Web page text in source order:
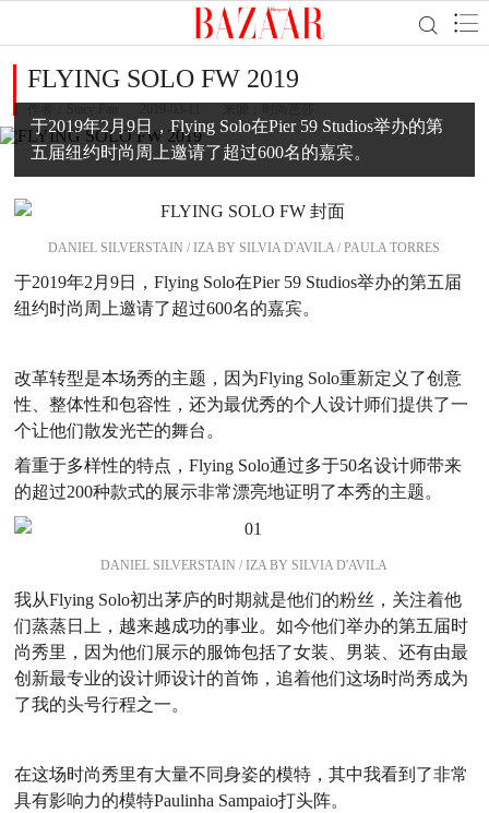
FLYING SOLO FW 2019
于2019年2月9日，Flying Solo在Pier 59 Studios举办的第
五届纽约时尚周上邀请了超过600名的嘉宾。
DANIEL SILVERSTAIN / IZA BY SILVIA D'AVILA / PAULA TORRES
于2019年2月9日，Flying Solo在Pier 59 Studios举办的第五届
纽约时尚周上邀请了超过600名的嘉宾。
改革转型是本场秀的主题，因为Flying Solo重新定义了创意
性、整体性和包容性，还为最优秀的个人设计师们提供了一
个让他们散发光芒的舞台。
着重于多样性的特点，Flying Solo通过多于50名设计师带来
的超过200种款式的展示非常漂亮地证明了本秀的主题。
DANIEL SILVERSTAIN / IZA BY SILVIA D'AVILA
我从Flying Solo初出茅庐的时期就是他们的粉丝，关注着他
们蒸蒸日上，越来越成功的事业。如今他们举办的第五届时
尚秀里，因为他们展示的服饰包括了女装、男装、还有由最
创新最专业的设计师设计的首饰，追着他们这场时尚秀成为
了我的头号行程之一。
在这场时尚秀里有大量不同身姿的模特，其中我看到了非常
具有影响力的模特Paulinha Sampaio打头阵。